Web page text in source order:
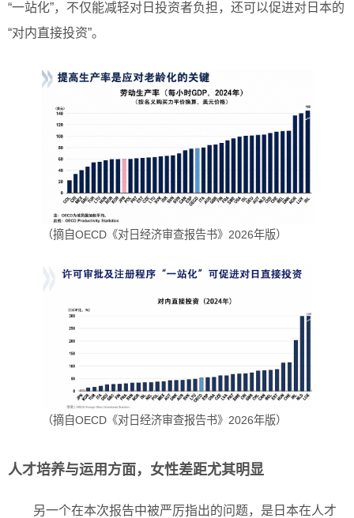
“一站化”，不仅能减轻对日投资者负担，还可以促进对日本的
“对内直接投资”。
（摘自OECD《对日经济审查报告书》2026年版）
（摘自OECD《对日经济审查报告书》2026年版）
人才培养与运用方面，女性差距尤其明显
另一个在本次报告中被严厉指出的问题，是日本在人才